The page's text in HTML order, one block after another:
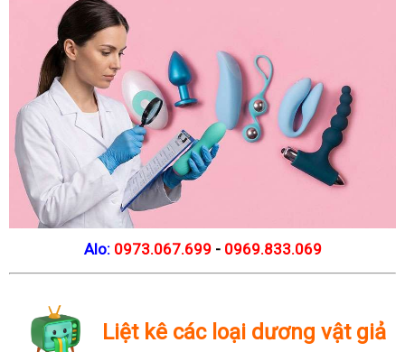
Alo: 0973.067.699 - 0969.833.069
Liệt kê các loại dương vật giả